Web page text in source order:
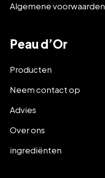
Algemene voorwaarden
Peau d’Or
Producten
Neem contact op
Advies
Over ons
ingrediënten